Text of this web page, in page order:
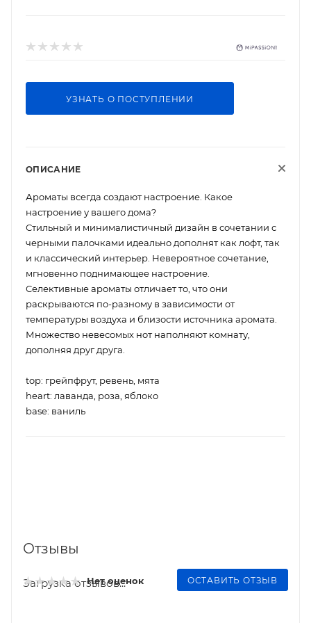
УЗНАТЬ О ПОСТУПЛЕНИИ
ОПИСАНИЕ
Ароматы всегда создают настроение. Какое
настроение у вашего дома?
Стильный и минималистичный дизайн в сочетании с
черными палочками идеально дополнят как лофт, так
и классический интерьер. Невероятное сочетание,
мгновенно поднимающее настроение.
Селективные ароматы отличает то, что они
раскрываются по-разному в зависимости от
температуры воздуха и близости источника аромата.
Множество невесомых нот наполняют комнату,
дополняя друг друга.
top: грейпфрут, ревень, мята
heart: лаванда, роза, яблоко
base: ваниль
Отзывы
Нет оценок ОСТАВИТЬ ОТЗЫВ
Загрузка отзывов...